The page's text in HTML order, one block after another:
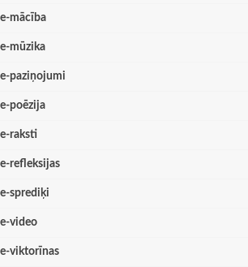
e-mācība
e-mūzika
e-paziņojumi
e-poēzija
e-raksti
e-refleksijas
e-sprediķi
e-video
e-viktorīnas